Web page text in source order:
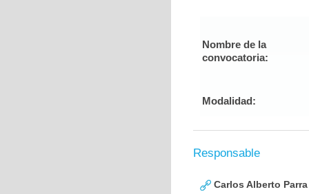
Nombre de la
convocatoria:
Modalidad:
Responsable
Carlos Alberto